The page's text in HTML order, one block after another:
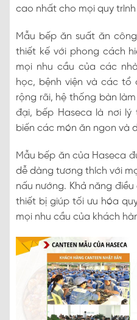
cao nhất cho mọi quy
Mẫu bếp ăn suất ăn
thiết kế với phong cách
mọi nhu cầu của các
học, bệnh viện và các tổ
rộng rãi, hệ thống bàn
đại, bếp Haseca là nơi
biến các món ăn ngon và
Mẫu bếp ăn của Haseca
dễ dàng tương thích với
nấu nướng. Khả năng
thiết bị giúp tối ưu hóa
mọi nhu cầu của khách